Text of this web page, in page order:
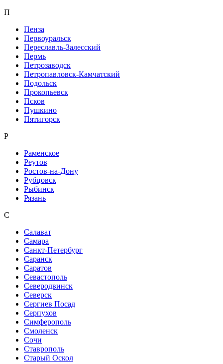
П
Пенза
Первоуральск
Переславль-Залесский
Пермь
Петрозаводск
Петропавловск-Камчатский
Подольск
Прокопьевск
Псков
Пушкино
Пятигорск
Р
Раменское
Реутов
Ростов-на-Дону
Рубцовск
Рыбинск
Рязань
С
Салават
Самара
Санкт-Петербург
Саранск
Саратов
Севастополь
Северодвинск
Северск
Сергиев Посад
Серпухов
Симферополь
Смоленск
Сочи
Ставрополь
Старый Оскол